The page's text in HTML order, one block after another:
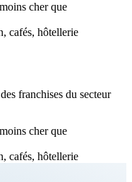
cher que
cafés, hôtellerie
franchises du secteur
cher que
cafés, hôtellerie